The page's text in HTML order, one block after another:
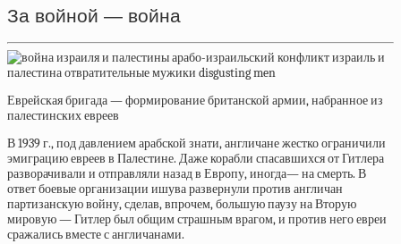
За войной — война
Еврейская бригада — формирование британской армии, набранное из
палестинских евреев
В 1939 г., под давлением арабской знати, англичане жестко ограничили
эмиграцию евреев в Палестине. Даже корабли спасавшихся от Гитлера
разворачивали и отправляли назад в Европу, иногда— на смерть. В
ответ боевые организации ишува развернули против англичан
партизанскую войну, сделав, впрочем, большую паузу на Вторую
мировую — Гитлер был общим страшным врагом, и против него евреи
сражались вместе с англичанами.